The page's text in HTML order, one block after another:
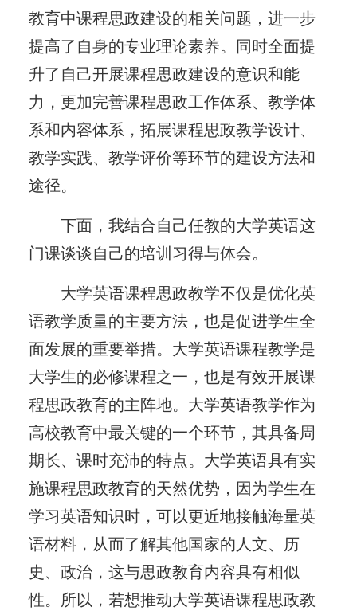
教育中课程思政建设的相关问题，进一步
提高了自身的专业理论素养。同时全面提
升了自己开展课程思政建设的意识和能
力，更加完善课程思政工作体系、教学体
系和内容体系，拓展课程思政教学设计、
教学实践、教学评价等环节的建设方法和
途径。
下面，我结合自己任教的大学英语这
门课谈谈自己的培训习得与体会。
大学英语课程思政教学不仅是优化英
语教学质量的主要方法，也是促进学生全
面发展的重要举措。大学英语课程教学是
大学生的必修课程之一，也是有效开展课
程思政教育的主阵地。大学英语教学作为
高校教育中最关键的一个环节，其具备周
期长、课时充沛的特点。大学英语具有实
施课程思政教育的天然优势，因为学生在
学习英语知识时，可以更近地接触海量英
语材料，从而了解其他国家的人文、历
史、政治，这与思政教育内容具有相似
性。所以，若想推动大学英语课程思政教